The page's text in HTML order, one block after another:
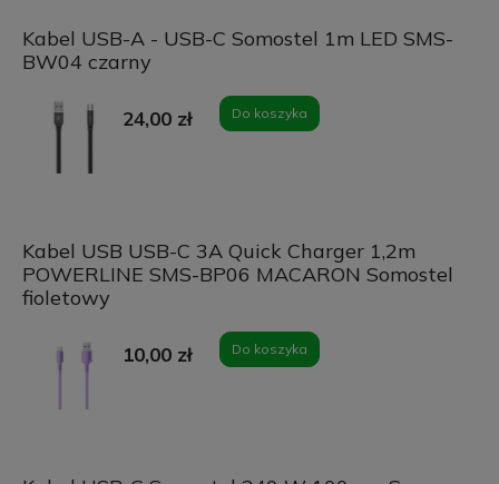
Kabel USB-A - USB-C Somostel 1m LED SMS-
BW04 czarny
24,00 zł Do koszyka
Kabel USB USB-C 3A Quick Charger 1,2m
POWERLINE SMS-BP06 MACARON Somostel
fioletowy
10,00 zł Do koszyka